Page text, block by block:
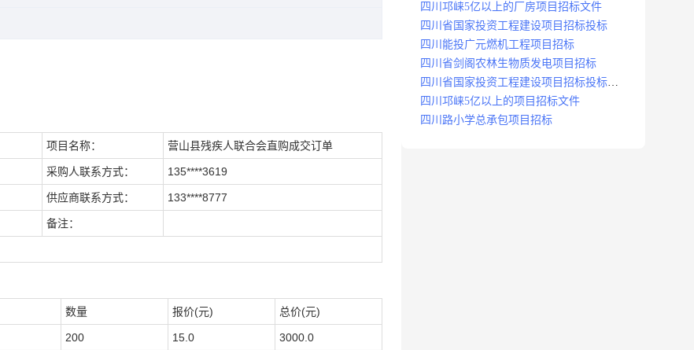
项目名称： 营山县残疾人联合会直购成交订单
采购人联系方式： 135****3619
供应商联系方式： 133****8777
备注：
数量 报价(元) 总价(元)
200 15.0 3000.0
生产基地(一期)(dj)项目招标标段
四川邛崃5亿以上的厂房项目招标文件
四川省国家投资工程建设项目招标投标
四川能投广元燃机工程项目招标
四川省剑阁农林生物质发电项目招标
四川省国家投资工程建设项目招标投标
2008年版
四川邛崃5亿以上的项目招标文件
四川路小学总承包项目招标